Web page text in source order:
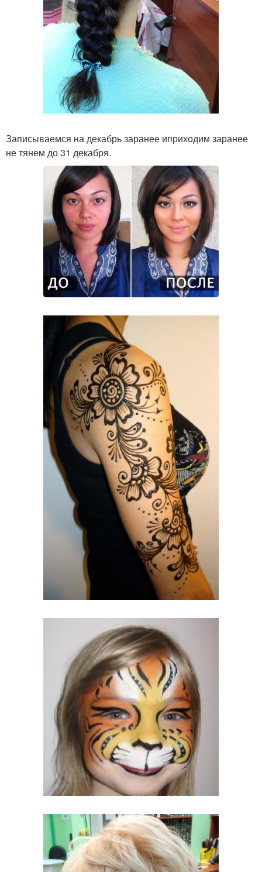
Записываемся на декабрь заранее иприходим заранее
не тянем до 31 декабря.